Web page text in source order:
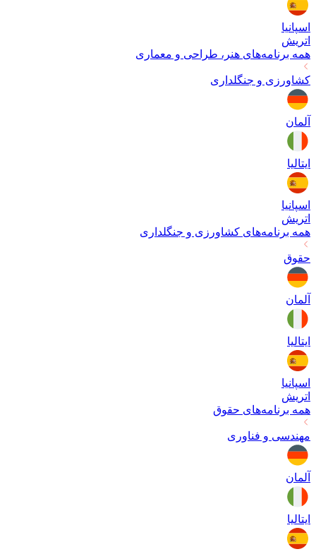
اسپانیا
اتریش
همه برنامه‌های هنر، طراحی و معماری
کشاورزی و جنگلداری
آلمان
ایتالیا
اسپانیا
اتریش
همه برنامه‌های کشاورزی و جنگلداری
حقوق
آلمان
ایتالیا
اسپانیا
اتریش
همه برنامه‌های حقوق
مهندسی و فناوری
آلمان
ایتالیا